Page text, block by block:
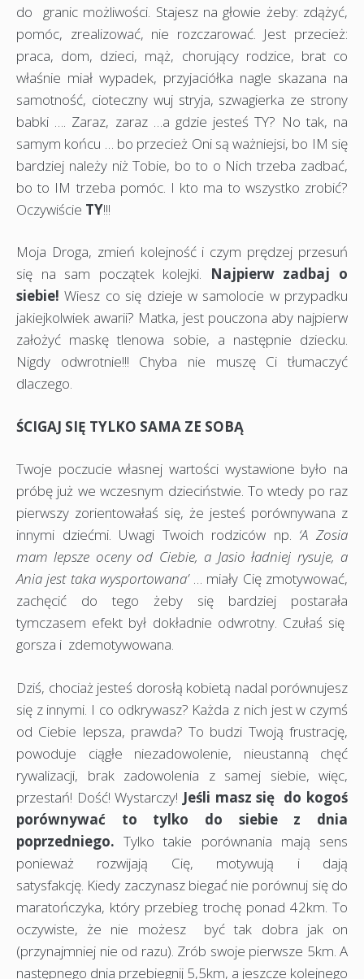
do granic możliwości. Stajesz na głowie żeby: zdążyć,
pomóc, zrealizować, nie rozczarować. Jest przecież:
praca, dom, dzieci, mąż, chorujący rodzice, brat co
właśnie miał wypadek, przyjaciółka nagle skazana na
samotność, cioteczny wuj stryja, szwagierka ze strony
babki …. Zaraz, zaraz …a gdzie jesteś TY? No tak, na
samym końcu … bo przecież Oni są ważniejsi, bo IM się
bardziej należy niż Tobie, bo to o Nich trzeba zadbać,
bo to IM trzeba pomóc. I kto ma to wszystko zrobić?
Oczywiście TY!!!
Moja Droga, zmień kolejność i czym prędzej przesuń
się na sam początek kolejki. Najpierw zadbaj o
siebie!Wiesz co się dzieje w samolocie w przypadku
jakiejkolwiek awarii? Matka, jest pouczona aby najpierw
założyć maskę tlenowa sobie, a następnie dziecku.
Nigdy odwrotnie!!! Chyba nie muszę Ci tłumaczyć
dlaczego.
ŚCIGAJ SIĘ TYLKO SAMA ZE SOBĄ
Twoje poczucie własnej wartości wystawione było na
próbę już we wczesnym dzieciństwie. To wtedy po raz
pierwszy zorientowałaś się, że jesteś porównywana z
innymi dziećmi. Uwagi Twoich rodziców np. ‘A Zosia
mam lepsze oceny od Ciebie, a Jasio ładniej rysuje, a
Ania jest taka wysportowana’… miały Cię zmotywować,
zachęcić do tego żeby się bardziej postarała
tymczasem efekt był dokładnie odwrotny. Czułaś się
gorsza i zdemotywowana.
Dziś, chociaż jesteś dorosłą kobietą nadal porównujesz
się z innymi. I co odkrywasz? Każda z nich jest w czymś
od Ciebie lepsza, prawda? To budzi Twoją frustrację,
powoduje ciągłe niezadowolenie, nieustanną chęć
rywalizacji, brak zadowolenia z samej siebie, więc,
przestań! Dość! Wystarczy! Jeśli masz się do kogoś
porównywać to tylko do siebie z dnia
poprzedniego.Tylko takie porównania mają sens
ponieważ rozwijają Cię, motywują i dają
satysfakcję. Kiedy zaczynasz biegać nie porównuj się do
maratończyka, który przebieg trochę ponad 42km. To
oczywiste, że nie możesz być tak dobra jak on
(przynajmniej nie od razu). Zrób swoje pierwsze 5km. A
następnego dnia przebiegnij 5,5km, a jeszcze kolejnego